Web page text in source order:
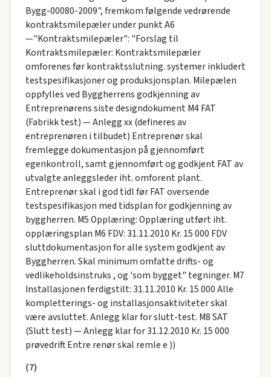
Bygg-00080-2009", fremkom følgende vedrørende
kontraktsmilepæler under punkt A6
—"Kontraktsmilepæler": "Forslag til
Kontraktsmilepæler: Kontraktsmilepæler
omforenes før kontraktsslutning. systemer inkludert
testspesifikasjoner og produksjonsplan. Milepælen
oppfylles ved Byggherrens godkjenning av
Entreprenørens siste designdokument M4 FAT
(Fabrikk test) — Anlegg xx (defineres av
entreprenøren i tilbudet) Entreprenør skal
fremlegge dokumentasjon på gjennomført
egenkontroll, samt gjennomført og godkjent FAT av
utvalgte anleggsleder iht. omforent plant.
Entreprenør skal i god tidl før FAT oversende
testspesifikasjon med tidsplan for godkjenning av
byggherren. M5 Opplæring: Opplæring utført iht.
opplæringsplan M6 FDV: 31.11.2010 Kr. 15 000 FDV
sluttdokumentasjon for alle system godkjent av
Byggherren. Skal minimum omfatte drifts- og
vedlikeholdsinstruks , og 'som bygget" tegninger. M7
Installasjonen ferdigstilt: 31.11.2010 Kr. 15 000 Alle
kompletterings- og installasjonsaktiviteter skal
være avsluttet. Anlegg klar for slutt-test. M8 SAT
(Slutt test) — Anlegg klar for 31.12.2010 Kr. 15 000
prøvedrift Entre renør skal remle e ))
(7)